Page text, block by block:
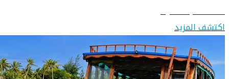
اكتشف بنغلاديش
اكتشف المزيد